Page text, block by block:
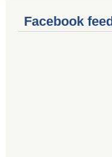
Facebook feed